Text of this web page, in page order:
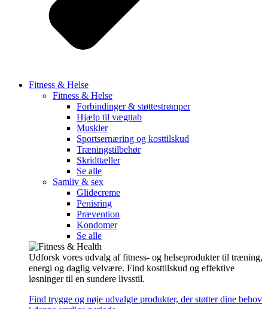
Fitness & Helse
Fitness & Helse
Forbindinger & støttestrømper
Hjælp til vægttab
Muskler
Sportsernæring og kosttilskud
Træningstilbehør
Skridttæller
Se alle
Samliv & sex
Glidecreme
Penisring
Prævention
Kondomer
Se alle
Udforsk vores udvalg af fitness- og helseprodukter til træning,
energi og daglig velvære. Find kosttilskud og effektive
løsninger til en sundere livsstil.
Find trygge og nøje udvalgte produkter, der støtter dine behov